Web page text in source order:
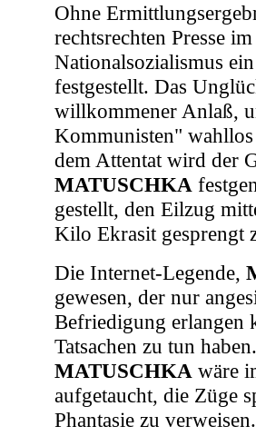
Ohne
rechtsrechten Presse
Nationalsozialismus
festgestellt. Das
willkommener Anlaß,
Kommunisten"
dem Attentat wird der
MATUSCHKA
gestellt, den Eilzug
Kilo Ekrasit gesprengt
Die Internet-Legende,
gewesen, der nur
Befriedigung erlangen
Tatsachen zu tun
MATUSCHKA wäre
aufgetaucht, die Züge
Phantasie zu verweisen.